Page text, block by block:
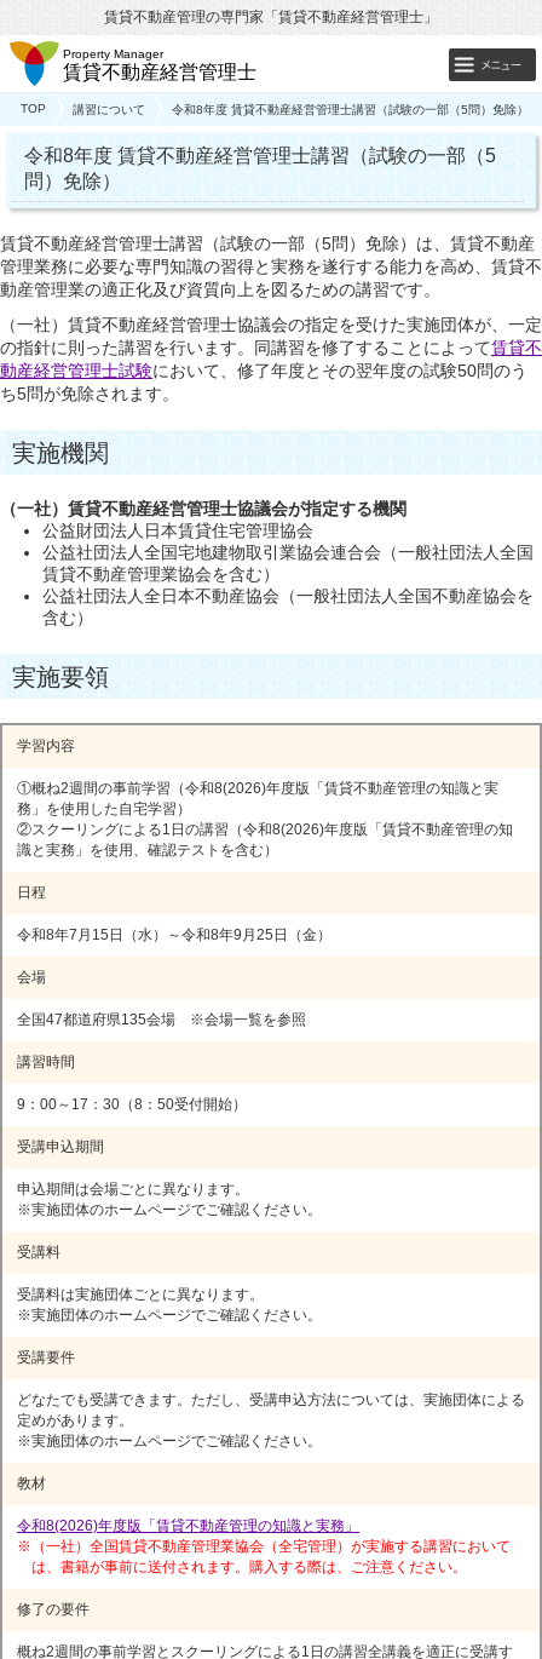
賃貸不動産管理の専門家「賃貸不動産経営管理士」
Property Manager
賃貸不動産経営管理士
TOP 講習について 令和8年度 賃貸不動産経営管理士講習（試験の一部（5問）免除）
令和8年度 賃貸不動産経営管理士講習（試験の一部（5
問）免除）
賃貸不動産経営管理士講習（試験の一部（5問）免除）は、賃貸不動産
管理業務に必要な専門知識の習得と実務を遂行する能力を高め、賃貸不
動産管理業の適正化及び資質向上を図るための講習です。
（一社）賃貸不動産経営管理士協議会の指定を受けた実施団体が、一定
の指針に則った講習を行います。同講習を修了することによって賃貸不
動産経営管理士試験において、修了年度とその翌年度の試験50問のう
ち5問が免除されます。
実施機関
（一社）賃貸不動産経営管理士協議会が指定する機関
公益財団法人日本賃貸住宅管理協会
公益社団法人全国宅地建物取引業協会連合会（一般社団法人全国
賃貸不動産管理業協会を含む）
公益社団法人全日本不動産協会（一般社団法人全国不動産協会を
含む）
実施要領
学習内容
①概ね2週間の事前学習（令和8(2026)年度版「賃貸不動産管理の知識と実
務」を使用した自宅学習）
②スクーリングによる1日の講習（令和8(2026)年度版「賃貸不動産管理の知
識と実務」を使用、確認テストを含む）
日程
令和8年7月15日（水）～令和8年9月25日（金）
会場
全国47都道府県135会場 ※会場一覧を参照
講習時間
9：00～17：30（8：50受付開始）
受講申込期間
申込期間は会場ごとに異なります。
※実施団体のホームページでご確認ください。
受講料
受講料は実施団体ごとに異なります。
※実施団体のホームページでご確認ください。
受講要件
どなたでも受講できます。ただし、受講申込方法については、実施団体による
定めがあります。
※実施団体のホームページでご確認ください。
教材
令和8(2026)年度版「賃貸不動産管理の知識と実務」
※（一社）全国賃貸不動産管理業協会（全宅管理）が実施する講習において
は、書籍が事前に送付されます。購入する際は、ご注意ください。
修了の要件
概ね2週間の事前学習とスクーリングによる1日の講習全講義を適正に受講す